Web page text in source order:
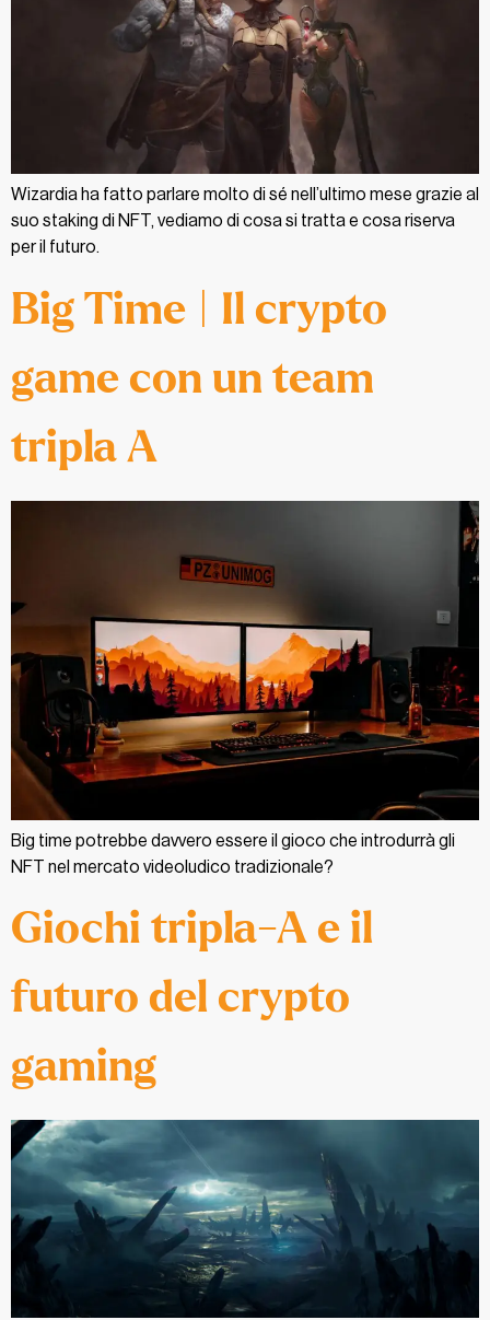
Wizardia ha fatto parlare molto di sé nell’ultimo mese grazie al
suo staking di NFT, vediamo di cosa si tratta e cosa riserva
per il futuro.
Big Time | Il crypto
game con un team
tripla A
Big time potrebbe davvero essere il gioco che introdurrà gli
NFT nel mercato videoludico tradizionale?
Giochi tripla-A e il
futuro del crypto
gaming